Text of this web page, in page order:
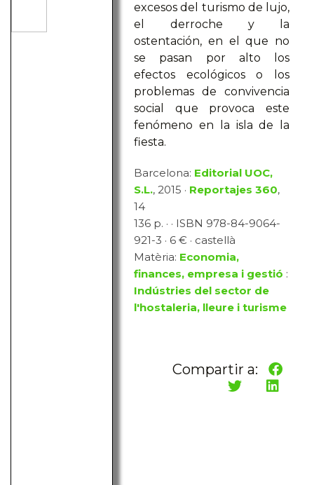
excesos del turismo de lujo,
el derroche y la
ostentación, en el que no
se pasan por alto los
efectos ecológicos o los
problemas de convivencia
social que provoca este
fenómeno en la isla de la
fiesta.
Barcelona: Editorial UOC,
S.L., 2015 · Reportajes 360,
14
136 p. · · ISBN 978-84-9064-
921-3 · 6 € · castellà
Matèria: Economia,
finances, empresa i gestió :
Indústries del sector de
l'hostaleria, lleure i turisme
Compartir a: